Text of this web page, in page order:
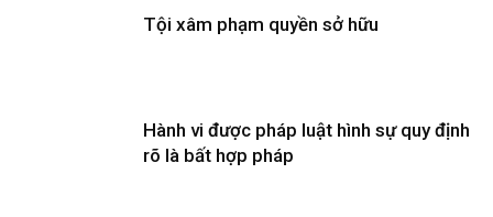
Tội xâm phạm quyền sở hữu
Hành vi được pháp luật hình sự quy định
rõ là bất hợp pháp